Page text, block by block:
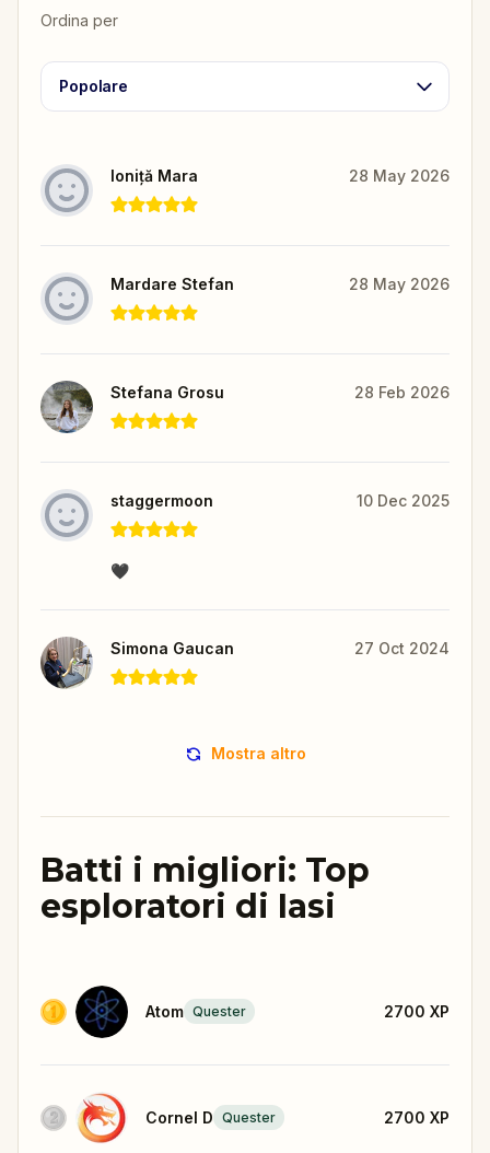
Ordina per
Popolare
Ioniță Mara 28 May 2026
Mardare Stefan 28 May 2026
Stefana Grosu 28 Feb 2026
staggermoon 10 Dec 2025
🖤
Simona Gaucan 27 Oct 2024
Mostra altro
Batti i migliori: Top
esploratori di Iasi
Atom Quester 2700 XP
Cornel D Quester 2700 XP